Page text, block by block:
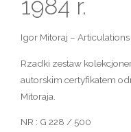
1984 r.
Igor Mitoraj –
Rzadki zestaw
autorskim certyfikatem
Mitoraja.
NR : G 228 / 500